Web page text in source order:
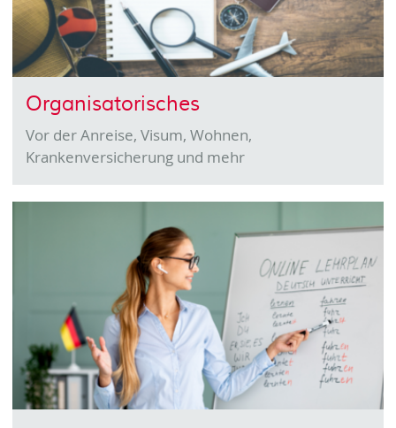
Organisatorisches
Vor der Anreise, Visum, Wohnen,
Krankenversicherung und mehr